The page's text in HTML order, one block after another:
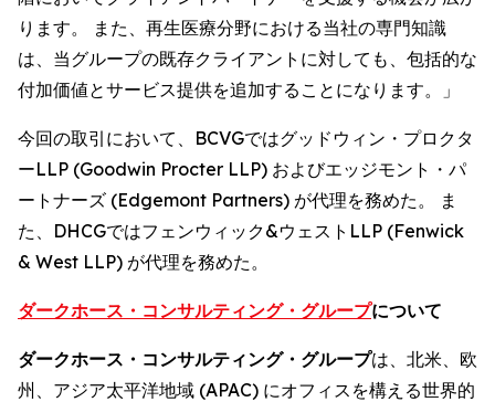
ります。 また、再生医療分野における当社の専門知識
は、当グループの既存クライアントに対しても、包括的な
付加価値とサービス提供を追加することになります。」
今回の取引において、BCVGではグッドウィン・プロクタ
ーLLP (Goodwin Procter LLP) およびエッジモント・パ
ートナーズ (Edgemont Partners) が代理を務めた。 ま
た、DHCGではフェンウィック&ウェストLLP (Fenwick
& West LLP) が代理を務めた。
ダークホース・コンサルティング・グループについて
ダークホース・コンサルティング・グループは、北米、欧
州、アジア太平洋地域 (APAC) にオフィスを構える世界的